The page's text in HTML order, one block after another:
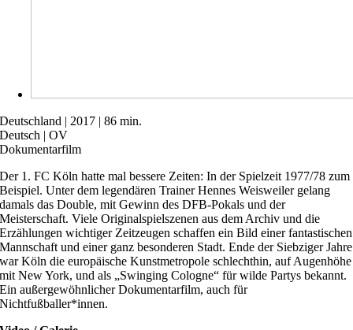
Deutschland | 2017 | 86 min.
Deutsch | OV
Dokumentarfilm
Der 1. FC Köln hatte mal bessere Zeiten: In der Spielzeit 1977/78 zum
Beispiel. Unter dem legendären Trainer Hennes Weisweiler gelang
damals das Double, mit Gewinn des DFB-Pokals und der
Meisterschaft. Viele Originalspielszenen aus dem Archiv und die
Erzählungen wichtiger Zeitzeugen schaffen ein Bild einer fantastischen
Mannschaft und einer ganz besonderen Stadt. Ende der Siebziger Jahre
war Köln die europäische Kunstmetropole schlechthin, auf Augenhöhe
mit New York, und als „Swinging Cologne“ für wilde Partys bekannt.
Ein außergewöhnlicher Dokumentarfilm, auch für
Nichtfußballer*innen.